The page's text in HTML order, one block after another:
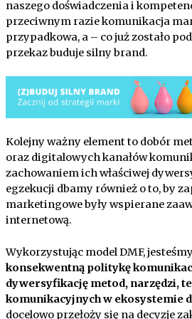
naszego doświadczenia i
przeciwnym razie komunikacja
przypadkowa, a – co już zostało
przekaz buduje silny brand.
Kolejny ważny element to dobór
oraz digitalowych kanałów
zachowaniem ich właściwej
egzekucji dbamy również o to, by
marketingowe były wspierane
internetową.
Wykorzystując model DMF,
konsekwentną politykę
dywersyfikację metod, narzędzi,
komunikacyjnych w ekosystemie
docelowo przełoży się na decyzje